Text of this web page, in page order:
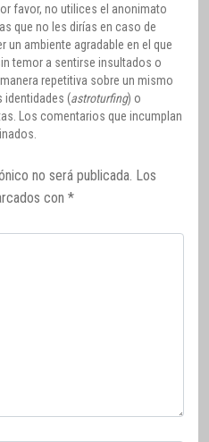
favor, no utilices el anonimato
que no les dirías en caso de
un ambiente agradable en el que
temor a sentirse insultados o
repetitiva sobre un mismo
identidades (astroturfing) o
Los comentarios que incumplan
no será publicada. Los
con *